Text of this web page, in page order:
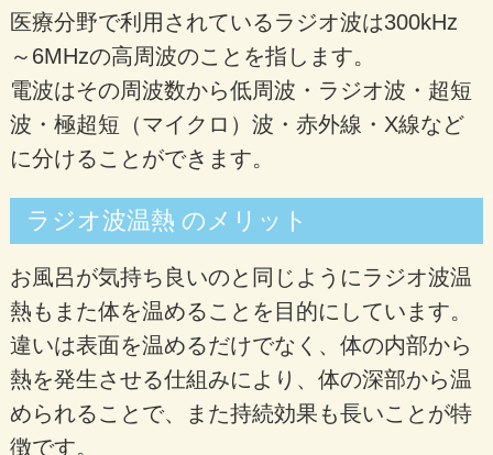
医療分野で利用されているラジオ波は300kHz
～6MHzの高周波のことを指します。
電波はその周波数から低周波・ラジオ波・超短
波・極超短（マイクロ）波・赤外線・X線など
に分けることができます。
ラジオ波温熱 のメリット
お風呂が気持ち良いのと同じようにラジオ波温
熱もまた体を温めることを目的にしています。
違いは表面を温めるだけでなく、体の内部から
熱を発生させる仕組みにより、体の深部から温
められることで、また持続効果も長いことが特
徴です。